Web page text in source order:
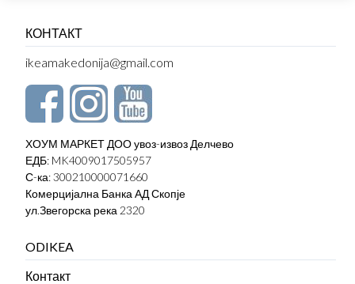
КОНТАКТ
ikeamakedonija@gmail.com
ХОУМ МАРКЕТ ДОО увоз-извоз Делчево
ЕДБ: MK4009017505957
С-ка: 300210000071660
Комерцијална Банка АД Скопје
ул.Звегорска река 2320
ODIKEA
Контакт